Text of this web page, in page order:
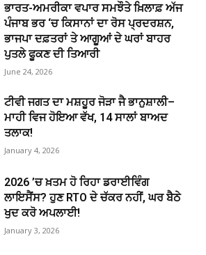
ਭਾਰਤ-ਅਮਰੀਕਾ ਵਪਾਰ ਸਮਝੌਤੇ ਖ਼ਿਲਾਫ਼ ਅੱਜ
ਪੰਜਾਬ ਭਰ ‘ਚ ਕਿਸਾਨਾਂ ਦਾ ਰੋਸ ਪ੍ਰਦਰਸ਼ਨ,
ਭਾਜਪਾ ਦਫ਼ਤਰਾਂ ਤੇ ਆਗੂਆਂ ਦੇ ਘਰਾਂ ਬਾਹਰ
ਪੁਤਲੇ ਫੂਕਣ ਦੀ ਤਿਆਰੀ
June 24, 2026
ਟੀਵੀ ਜਗਤ ਦਾ ਮਸ਼ਹੂਰ ਜੋੜਾ ਜੈ ਭਾਨੁਸ਼ਾਲੀ–
ਮਾਹੀ ਵਿਜ ਹੋਇਆ ਵੱਖ, 14 ਸਾਲਾਂ ਬਾਅਦ
ਤਲਾਕ!
January 4, 2026
2026 ’ਚ ਖ਼ਤਮ ਹੋ ਰਿਹਾ ਡਰਾਈਵਿੰਗ
ਲਾਇਸੈਂਸ? ਹੁਣ RTO ਦੇ ਚੱਕਰ ਨਹੀਂ, ਘਰ ਬੈਠੇ
ਖੁਦ ਕਰੋ ਅਪਲਾਈ!
January 3, 2026